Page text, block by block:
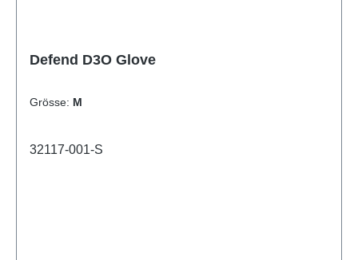
Defend D3O Glove
Grösse: M
32117-001-S